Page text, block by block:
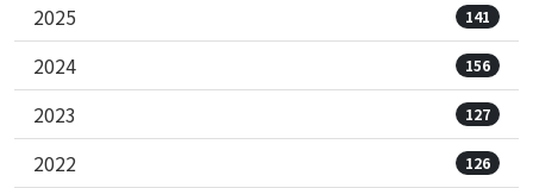
2025 141
2024 156
2023 127
2022 126